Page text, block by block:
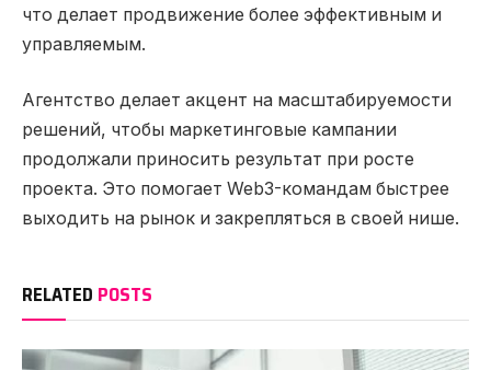
что делает продвижение более эффективным и
управляемым.
Агентство делает акцент на масштабируемости
решений, чтобы маркетинговые кампании
продолжали приносить результат при росте
проекта. Это помогает Web3-командам быстрее
выходить на рынок и закрепляться в своей нише.
RELATED POSTS